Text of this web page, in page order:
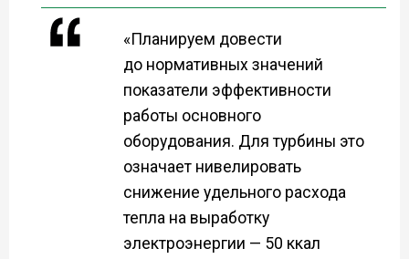
«Планируем довести
до нормативных значений
показатели эффективности
работы основного
оборудования. Для турбины это
означает нивелировать
снижение удельного расхода
тепла на выработку
электроэнергии — 50 ккал